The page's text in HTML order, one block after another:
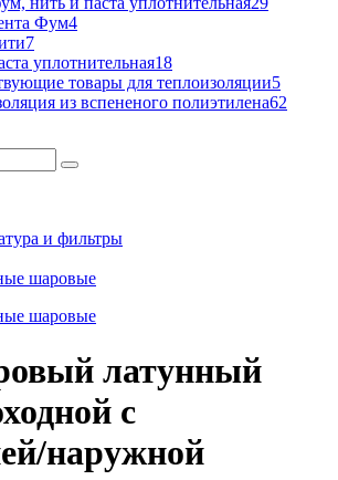
Фум4
7
уплотнительная18
товары для теплоизоляции5
из вспененого полиэтилена62
и фильтры
шаровые
шаровые
латунный
с
наружной